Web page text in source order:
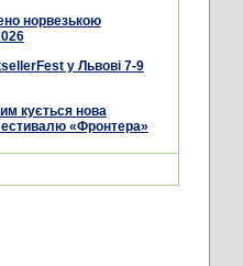
норвезькою
у Львові 7-9
кується нова
«Фронтера»